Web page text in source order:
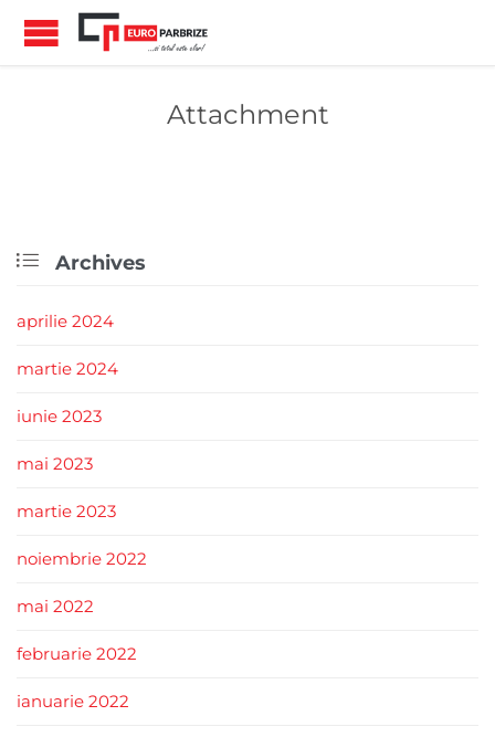
Attachment
 Archives
aprilie 2024
martie 2024
iunie 2023
mai 2023
martie 2023
noiembrie 2022
mai 2022
februarie 2022
ianuarie 2022